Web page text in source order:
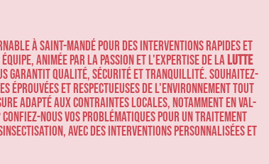
à Saint-Mandé pour des interventions rapides et
animée par la passion et l'expertise de lalutte
garantit qualité, sécurité et tranquillité. Souhaitez-
éprouvées et respectueuses de l'environnement tout
adapté aux contraintes locales, notamment en Val-
Confiez-nous vos problématiques pour un traitement
avec des interventions personnalisées et